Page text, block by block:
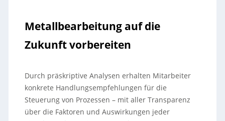
Metallbearbeitung auf die
Zukunft vorbereiten
Durch präskriptive Analysen erhalten Mitarbeiter
konkrete Handlungsempfehlungen für die
Steuerung von Prozessen – mit aller Transparenz
über die Faktoren und Auswirkungen jeder